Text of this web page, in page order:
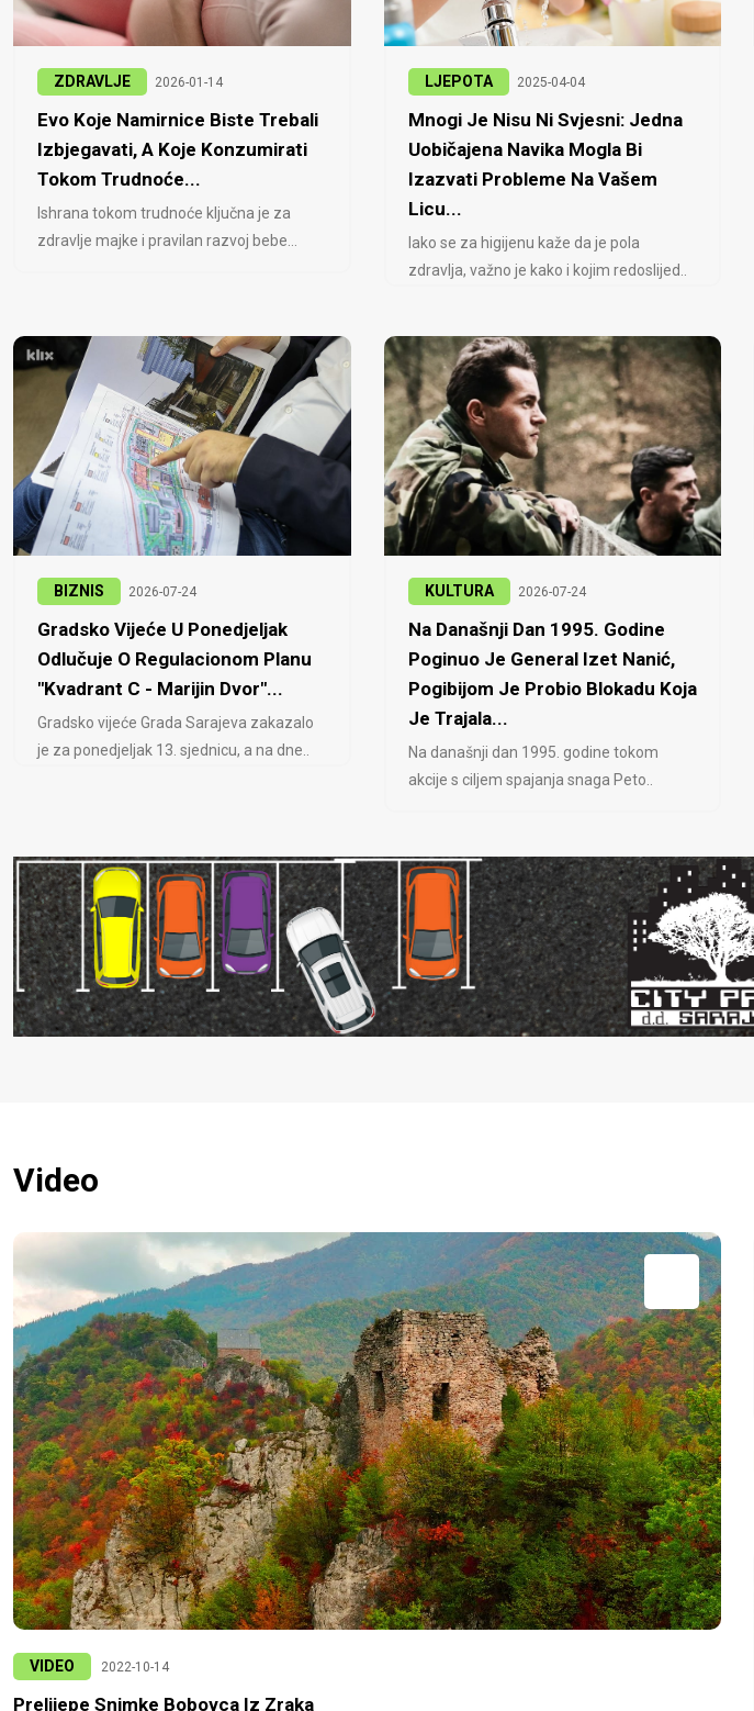
ZDRAVLJE 2026-01-14
Evo Koje Namirnice Biste Trebali
Izbjegavati, A Koje Konzumirati
Tokom Trudnoće...
Ishrana tokom trudnoće ključna je za
zdravlje majke i pravilan razvoj bebe...
LJEPOTA 2025-04-04
Mnogi Je Nisu Ni Svjesni: Jedna
Uobičajena Navika Mogla Bi
Izazvati Probleme Na Vašem
Licu...
Iako se za higijenu kaže da je pola
zdravlja, važno je kako i kojim redoslijed..
BIZNIS 2026-07-24
Gradsko Vijeće U Ponedjeljak
Odlučuje O Regulacionom Planu
"Kvadrant C - Marijin Dvor"...
Gradsko vijeće Grada Sarajeva zakazalo
je za ponedjeljak 13. sjednicu, a na dne..
KULTURA 2026-07-24
Na Današnji Dan 1995. Godine
Poginuo Je General Izet Nanić,
Pogibijom Je Probio Blokadu Koja
Je Trajala...
Na današnji dan 1995. godine tokom
akcije s ciljem spajanja snaga Peto..
Video
VIDEO 2022-10-14
Prelijepe Snimke Bobovca Iz Zraka